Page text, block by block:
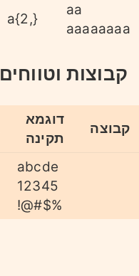
a{2,}
aa
aaaaaaaa
קבוצות וטווחים
דוגמא
תקינה
קבוצה
abcde
12345
!@#$%